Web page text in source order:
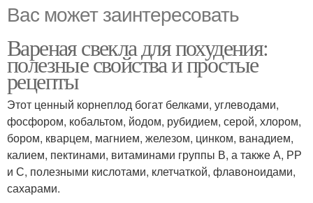
Вас может заинтересовать
Вареная свекла для похудения:
полезные свойства и простые
рецепты
Этот ценный корнеплод богат белками, углеводами,
фосфором, кобальтом, йодом, рубидием, серой, хлором,
бором, кварцем, магнием, железом, цинком, ванадием,
калием, пектинами, витаминами группы В, а также А, РР
и С, полезными кислотами, клетчаткой, флавоноидами,
сахарами.